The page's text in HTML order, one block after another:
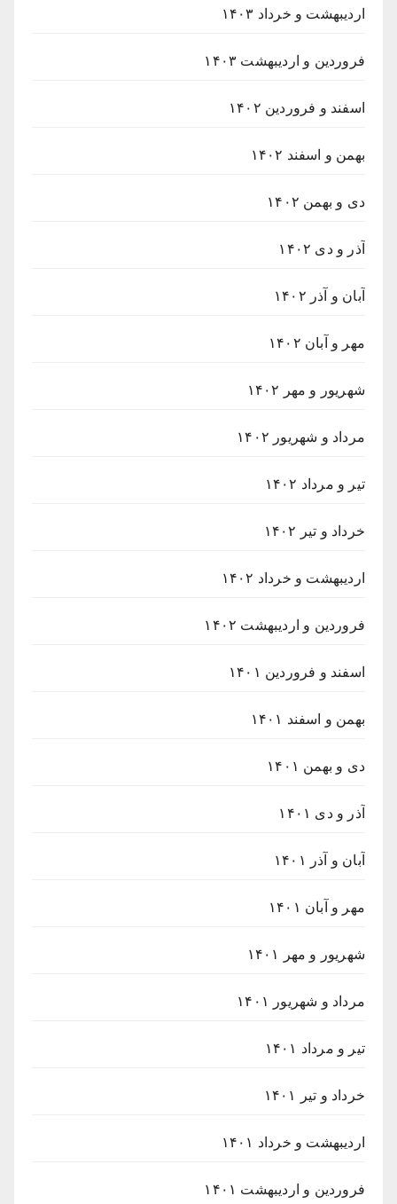
اردیبهشت و خرداد ۱۴۰۳
فروردین و اردیبهشت ۱۴۰۳
اسفند و فروردین ۱۴۰۲
بهمن و اسفند ۱۴۰۲
دی و بهمن ۱۴۰۲
آذر و دی ۱۴۰۲
آبان و آذر ۱۴۰۲
مهر و آبان ۱۴۰۲
شهریور و مهر ۱۴۰۲
مرداد و شهریور ۱۴۰۲
تیر و مرداد ۱۴۰۲
خرداد و تیر ۱۴۰۲
اردیبهشت و خرداد ۱۴۰۲
فروردین و اردیبهشت ۱۴۰۲
اسفند و فروردین ۱۴۰۱
بهمن و اسفند ۱۴۰۱
دی و بهمن ۱۴۰۱
آذر و دی ۱۴۰۱
آبان و آذر ۱۴۰۱
مهر و آبان ۱۴۰۱
شهریور و مهر ۱۴۰۱
مرداد و شهریور ۱۴۰۱
تیر و مرداد ۱۴۰۱
خرداد و تیر ۱۴۰۱
اردیبهشت و خرداد ۱۴۰۱
فروردین و اردیبهشت ۱۴۰۱